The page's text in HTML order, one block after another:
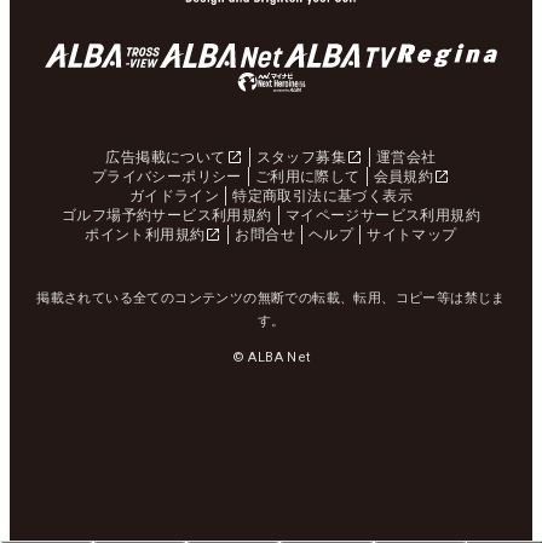
広告掲載について スタッフ募集
運営会社
プライバシーポリシー
ご利用に際して
会員規約
ガイドライン
特定商取引法に基づく表示
ゴルフ場予約サービス利用規約
マイページサービス利用規約
ポイント利用規約
お問合せ ヘルプ サイトマップ
掲載されている全てのコンテンツの無断での転載、転用、コピー等は禁じま
す。
© ALBA Net